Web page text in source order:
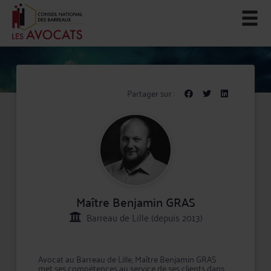
Partager sur :
Maître Benjamin GRAS
Barreau de Lille (depuis 2013)
Avocat au Barreau de Lille, Maître Benjamin GRAS
met ses compétences au service de ses clients dans